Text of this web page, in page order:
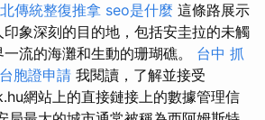
傳統整復推拿 seo是什麼 這條路展示
象深刻的目的地，包括安圭拉的未觸
流的海灘和生動的珊瑚礁。 台中 抓
台胞證申請 我閱讀，了解並接受
網站上的直接鏈接上的數據管理信